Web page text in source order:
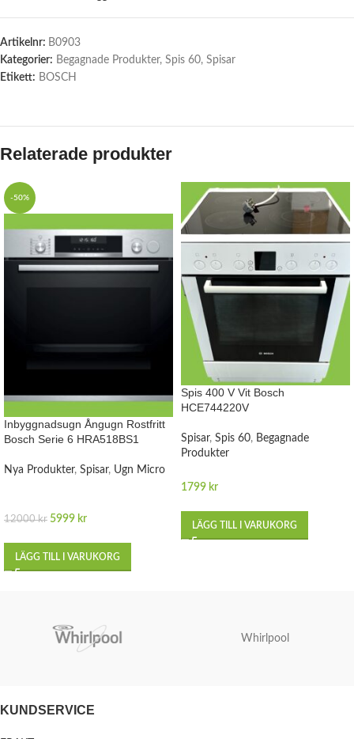
Artikelnr: B0903
Kategorier: Begagnade Produkter, Spis 60, Spisar
Etikett: BOSCH
Relaterade produkter
-50%
Inbyggnadsugn Ångugn Rostfritt
Bosch Serie 6 HRA518BS1
Nya Produkter, Spisar, Ugn Micro
12000kr 5999 kr
LÄGG TILL I VARUKORG
Spis 400 V Vit Bosch
HCE744220V
Spisar, Spis 60, Begagnade
Produkter
1799 kr
LÄGG TILL I VARUKORG
Whirlpool
KUNDSERVICE